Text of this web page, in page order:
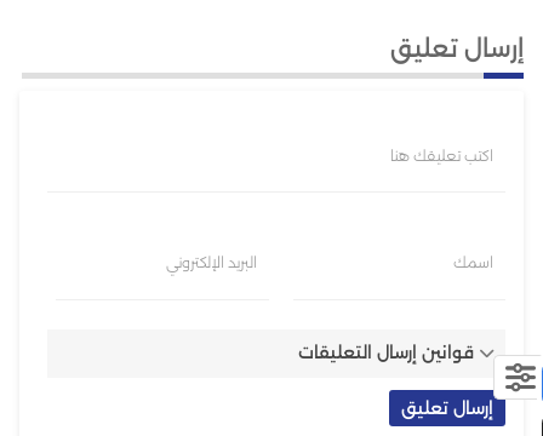
إرسال تعليق
اكتب تعليقك هنا
اسمك البريد الإلكتروني
قوانين إرسال التعليقات